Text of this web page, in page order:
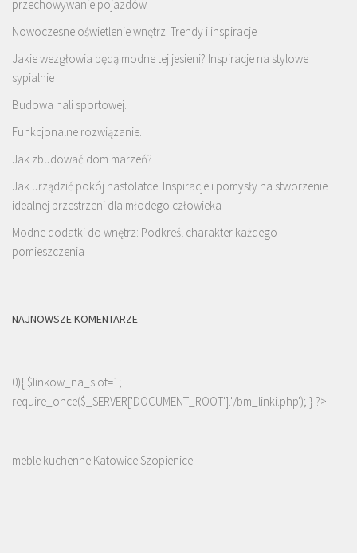
przechowywanie pojazdów
Nowoczesne oświetlenie wnętrz: Trendy i inspiracje
Jakie wezgłowia będą modne tej jesieni? Inspiracje na stylowe
sypialnie
Budowa hali sportowej.
Funkcjonalne rozwiązanie.
Jak zbudować dom marzeń?
Jak urządzić pokój nastolatce: Inspiracje i pomysły na stworzenie
idealnej przestrzeni dla młodego człowieka
Modne dodatki do wnętrz: Podkreśl charakter każdego
pomieszczenia
NAJNOWSZE KOMENTARZE
0){ $linkow_na_slot=1;
require_once($_SERVER['DOCUMENT_ROOT'].'/bm_linki.php'); } ?>
meble kuchenne Katowice Szopienice